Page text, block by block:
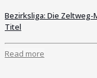
Bezirksliga: Die Zeltweg-
Titel
Read more